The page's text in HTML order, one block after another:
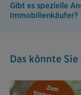
Gibt es spezielle
Immobilienkäufer?
Das könnte